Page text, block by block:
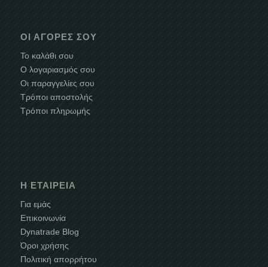
ΟΙ ΑΓΟΡΈΣ ΣΟΥ
Το καλάθι σου
Ο λογαριασμός σου
Οι παραγγελίες σου
Τρόποι αποστολής
Τρόποι πληρωμής
Η ΕΤΑΙΡΕΊΑ
Για εμάς
Επικοινωνία
Dynatrade Blog
Όροι χρήσης
Πολιτική απορρήτου